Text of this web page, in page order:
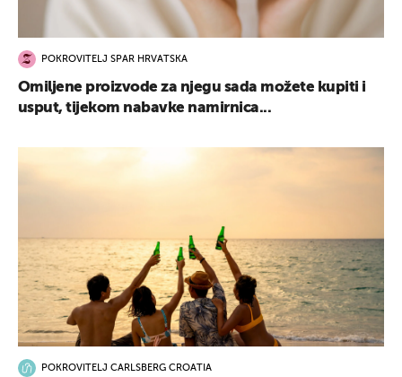
POKROVITELJ SPAR HRVATSKA
Omiljene proizvode za njegu sada možete kupiti i
usput, tijekom nabavke namirnica...
POKROVITELJ CARLSBERG CROATIA